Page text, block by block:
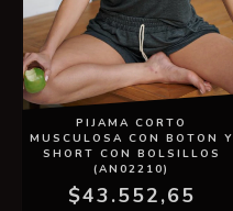
PIJAMA CORTO
MUSCULOSA CON BOTON Y
SHORT CON BOLSILLOS
(AN02210)
$43.552,65